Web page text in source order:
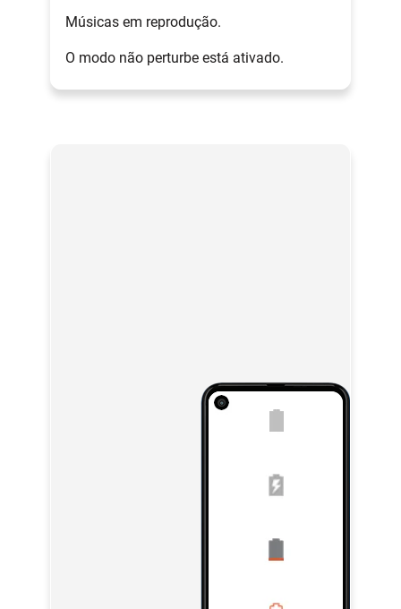
Músicas em reprodução.
O modo não perturbe está ativado.